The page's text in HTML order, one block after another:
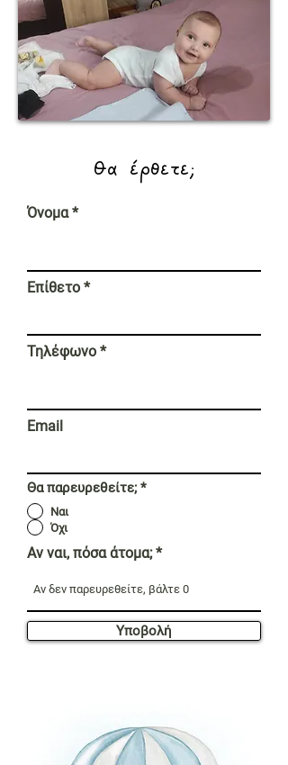
Θα έρθετε;
Όνομα
Επίθετο
Τηλέφωνο
Email
Θα παρευρεθείτε; *
Ναι
Όχι
Αν ναι, πόσα άτομα;
Υποβολή